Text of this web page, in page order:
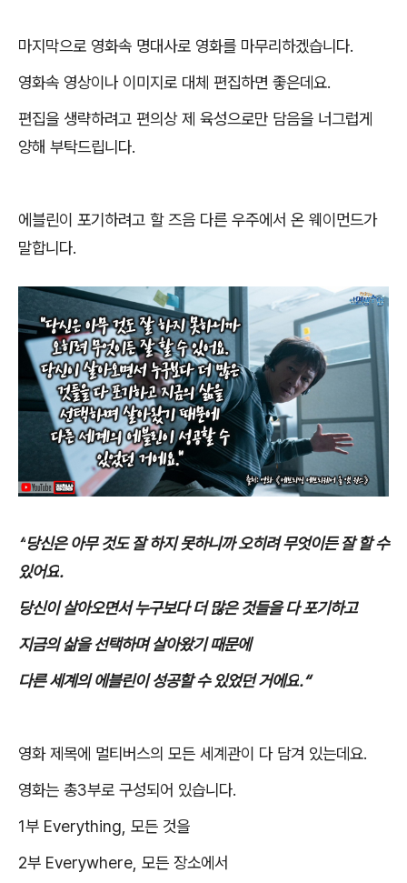
마지막으로 영화속 명대사로 영화를 마무리하겠습니다.
영화속 영상이나 이미지로 대체 편집하면 좋은데요.
편집을 생략하려고 편의상 제 육성으로만 담음을 너그럽게
양해 부탁드립니다.
에블린이 포기하려고 할 즈음 다른 우주에서 온 웨이먼드가
말합니다.
“당신은 아무 것도 잘 하지 못하니까 오히려 무엇이든 잘 할 수
있어요.
당신이 살아오면서 누구보다 더 많은 것들을 다 포기하고
지금의 삶을 선택하며 살아왔기 때문에
다른 세계의 에블린이 성공할 수 있었던 거에요.“
영화 제목에 멀티버스의 모든 세계관이 다 담겨 있는데요.
영화는 총3부로 구성되어 있습니다.
1부 Everything, 모든 것을
2부 Everywhere, 모든 장소에서